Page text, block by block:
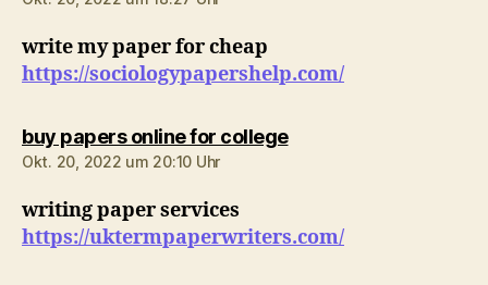
write my paper for cheap
https://sociologypapershelp.com/
buy papers online for collegesagt:
Okt. 20, 2022 um 20:10 Uhr
writing paper services
https://uktermpaperwriters.com/